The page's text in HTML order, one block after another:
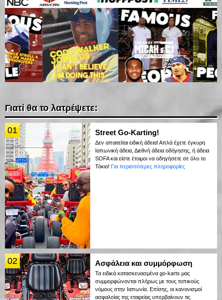
Γιατί θα το λατρέψετε:
01 Street Go-Karting!
Δεν απαιτείται ειδική άδεια! Απλά έχετε έγκυρη
Ιαπωνική άδεια, Διεθνή άδεια οδήγησης, ή άδεια
SOFA και είστε έτοιμοι να οδηγήσετε σε όλο το
Τόκιο! Για περισσότερες πληροφορίες
02 Ασφάλεια και συμμόρφωση
Τα ειδικά κατασκευασμένα go-karts μας
συμμορφώνονται πλήρως με τους τοπικούς
νόμους στην Ιαπωνία. Επίσης, οι κανονισμοί
ασφαλείας της εταιρείας υπερβαίνουν τις